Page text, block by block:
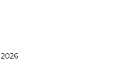
2026